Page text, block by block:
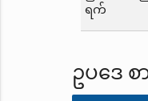
ရက်
ဥပဒေ စ